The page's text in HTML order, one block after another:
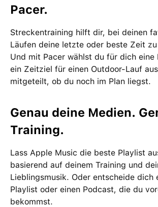
Pacer.
Streckentraining hilft dir, bei deinen
Läufen deine letzte oder beste Zeit
Und mit Pacer wählst du für dich eine
ein Zeitziel für einen Outdoor-Lauf
mitgeteilt, ob du noch im Plan liegst.
Genau deine Medien.
Training.
Lass Apple Music die beste Playlist
basierend auf deinem Training und
Lieblingsmusik. Oder entscheide dich
Playlist oder einen Podcast, die du
bekommst.